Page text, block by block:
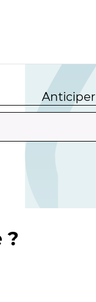
Anticiper
?